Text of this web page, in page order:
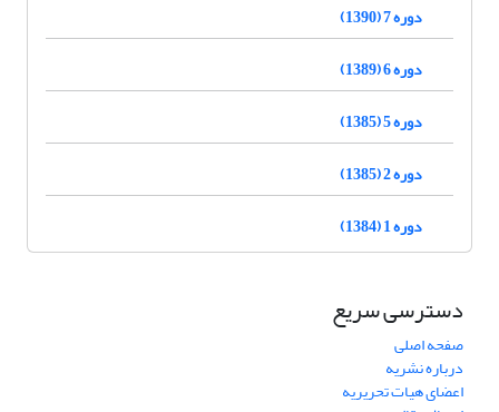
دوره 7 (1390)
دوره 6 (1389)
دوره 5 (1385)
دوره 2 (1385)
دوره 1 (1384)
دسترسی سریع
صفحه اصلی
درباره نشریه
اعضای هیات تحریریه